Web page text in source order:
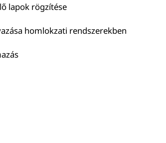
lapok rögzítése
homlokzati rendszerekben